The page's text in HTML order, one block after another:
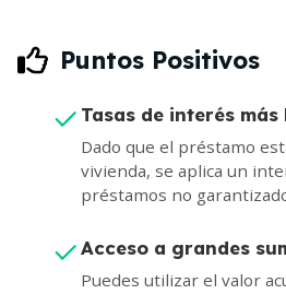
Puntos Positivos
Tasas de interés más
Dado que el préstamo
vivienda, se aplica un
préstamos no
Acceso a grandes
Puedes utilizar el valor